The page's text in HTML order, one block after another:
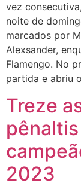
vez
noite de
marcados por
Alexsander,
Flamengo. No
partida e abriu
Treze
2023